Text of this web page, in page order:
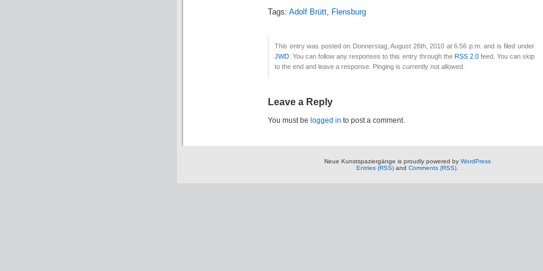
Tags: Adolf Brütt, Flensburg
This entry was posted on Donnerstag, August 26th, 2010 at 6:56 p.m. and is filed under
JWD . You can follow any responses to this entry through the RSS 2.0feed. You can skip
to the end and leave a response. Pinging is currently not allowed.
Leave a Reply
You must be logged in to post a comment.
Neue Kunstspaziergänge is proudly powered by WordPress
Entries (RSS) and Comments (RSS).